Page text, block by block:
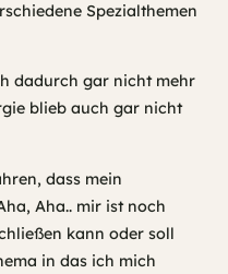
Spezialthemen
dadurch gar nicht mehr
blieb auch gar nicht
dass mein
Aha.. mir ist noch
kann oder soll
in das ich mich